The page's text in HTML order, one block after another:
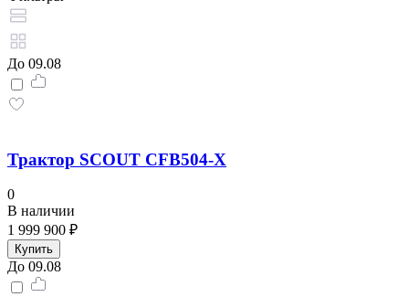
До 09.08
Трактор SCOUT CFB504-X
0
В наличии
1 999 900 ₽
Купить
До 09.08